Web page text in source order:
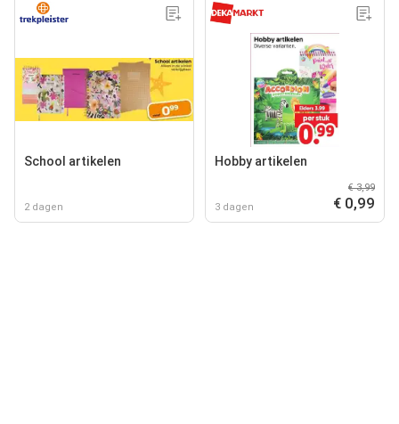
School artikelen
2 dagen
Hobby artikelen
3 dagen
€ 3,99
€ 0,99